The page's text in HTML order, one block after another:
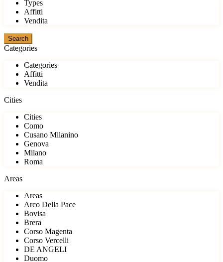
Types
Affitti
Vendita
Categories
Categories
Affitti
Vendita
Cities
Cities
Como
Cusano Milanino
Genova
Milano
Roma
Areas
Areas
Arco Della Pace
Bovisa
Brera
Corso Magenta
Corso Vercelli
DE ANGELI
Duomo